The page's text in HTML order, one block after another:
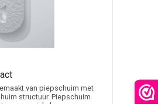
randen en smalle delen, en
van piepschuim met
structuur. Piepschuim